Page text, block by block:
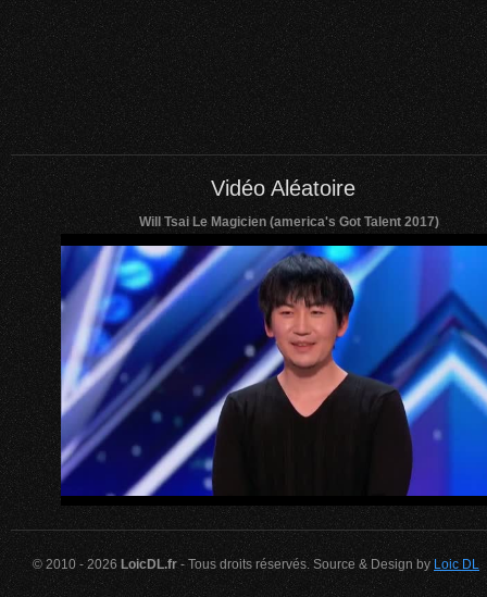
Vidéo Aléatoire
Will Tsai Le Magicien (america's Got Talent 2017)
© 2010 - 2026 LoicDL.fr- Tous droits réservés. Source & Design byLoic DL